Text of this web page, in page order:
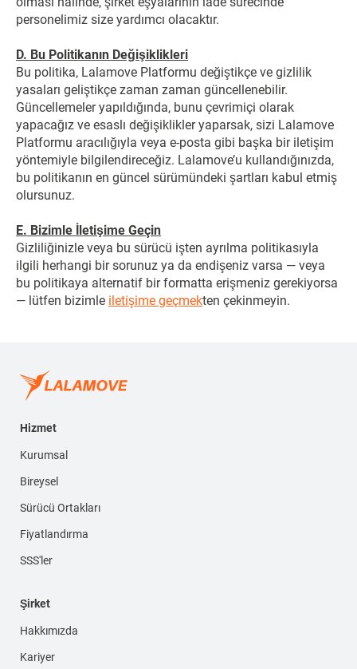
personelimiz size yardımcı olacaktır.
D. Bu Politikanın Değişiklikleri
Bu politika, Lalamove Platformu değiştikçe ve gizlilik
yasaları geliştikçe zaman zaman güncellenebilir.
Güncellemeler yapıldığında, bunu çevrimiçi olarak
yapacağız ve esaslı değişiklikler yaparsak, sizi Lalamove
Platformu aracılığıyla veya e-posta gibi başka bir iletişim
yöntemiyle bilgilendireceğiz. Lalamove’u kullandığınızda,
bu politikanın en güncel sürümündeki şartları kabul etmiş
olursunuz.
E. Bizimle İletişime Geçin
Gizliliğinizle veya bu sürücü işten ayrılma politikasıyla
ilgili herhangi bir sorunuz ya da endişeniz varsa — veya
bu politikaya alternatif bir formatta erişmeniz gerekiyorsa
— lütfen bizimle iletişime geçmekten çekinmeyin.
Hizmet
Kurumsal
Bireysel
Sürücü Ortakları
Fiyatlandırma
SSS'ler
Şirket
Hakkımızda
Kariyer